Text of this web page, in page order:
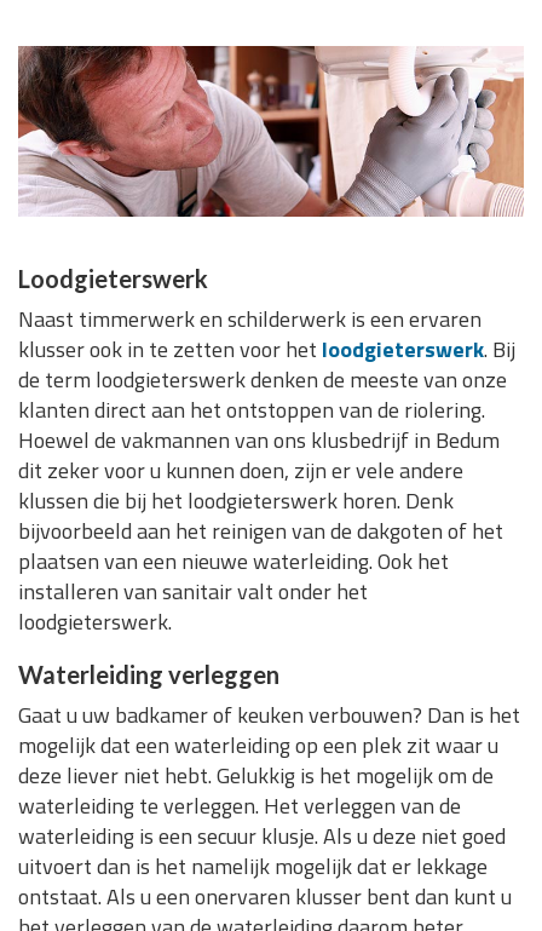
Loodgieterswerk
Naast timmerwerk en schilderwerk is een ervaren
klusser ook in te zetten voor het loodgieterswerk. Bij
de term loodgieterswerk denken de meeste van onze
klanten direct aan het ontstoppen van de riolering.
Hoewel de vakmannen van ons klusbedrijf in Bedum
dit zeker voor u kunnen doen, zijn er vele andere
klussen die bij het loodgieterswerk horen. Denk
bijvoorbeeld aan het reinigen van de dakgoten of het
plaatsen van een nieuwe waterleiding. Ook het
installeren van sanitair valt onder het
loodgieterswerk.
Waterleiding verleggen
Gaat u uw badkamer of keuken verbouwen? Dan is het
mogelijk dat een waterleiding op een plek zit waar u
deze liever niet hebt. Gelukkig is het mogelijk om de
waterleiding te verleggen. Het verleggen van de
waterleiding is een secuur klusje. Als u deze niet goed
uitvoert dan is het namelijk mogelijk dat er lekkage
ontstaat. Als u een onervaren klusser bent dan kunt u